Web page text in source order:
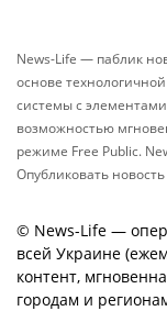
News-Life — паблик
основе
системы с элементами
возможностью
режиме Free Public.
Опубликовать
© News-Life —
всей Украине
контент,
городам и